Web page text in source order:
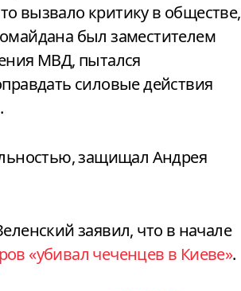
вызвало критику в обществе,
был заместителем
МВД, пытался
силовые действия
защищал Андрея
заявил, что в начале
«убивал чеченцев в Киеве».